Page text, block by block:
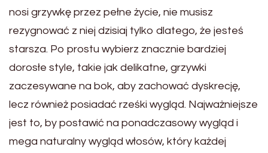
nosi grzywkę przez pełne życie, nie musisz
rezygnować z niej dzisiaj tylko dlatego, że jesteś
starsza. Po prostu wybierz znacznie bardziej
dorosłe style, takie jak delikatne, grzywki
zaczesywane na bok, aby zachować dyskrecję,
lecz również posiadać rześki wygląd. Najważniejsze
jest to, by postawić na ponadczasowy wygląd i
mega naturalny wygląd włosów, który każdej